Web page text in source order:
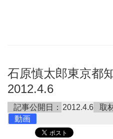
石原慎太郎東京都
2012.4.6
記事公開日： 2012.4.6 取
動画